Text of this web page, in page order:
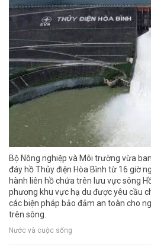
Bộ Nông nghiệp và Môi trường vừa
đáy hồ Thủy điện Hòa Bình từ 16 giờ
hành liên hồ chứa trên lưu vực sông
phương khu vực hạ du được yêu cầu
các biện pháp bảo đảm an toàn cho
trên sông.
Nước và cuộc sống